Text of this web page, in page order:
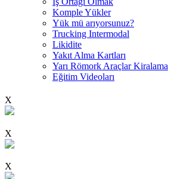
Komple Yükler
Yük mü arıyorsunuz?
Trucking Intermodal
Likidite
Yakıt Alma Kartları
Yarı Römork Araçlar Kiralama
Eğitim Videoları
X
X
X